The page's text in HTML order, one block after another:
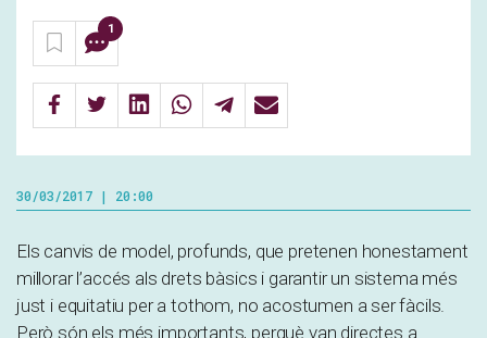
1
30/03/2017 | 20:00
Els canvis de model, profunds, que pretenen honestament
millorar l’accés als drets bàsics i garantir un sistema més
just i equitatiu per a tothom, no acostumen a ser fàcils.
Però són els més importants, perquè van directes a